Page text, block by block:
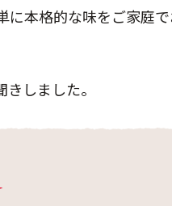
本格的な味をご家庭
しました。